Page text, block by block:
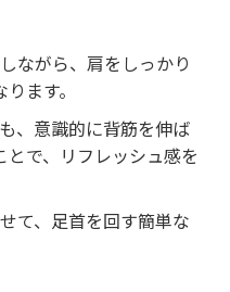
ながら、肩をしっかり
ます。
、意識的に背筋を伸ば
で、リフレッシュ感を
て、足首を回す簡単な